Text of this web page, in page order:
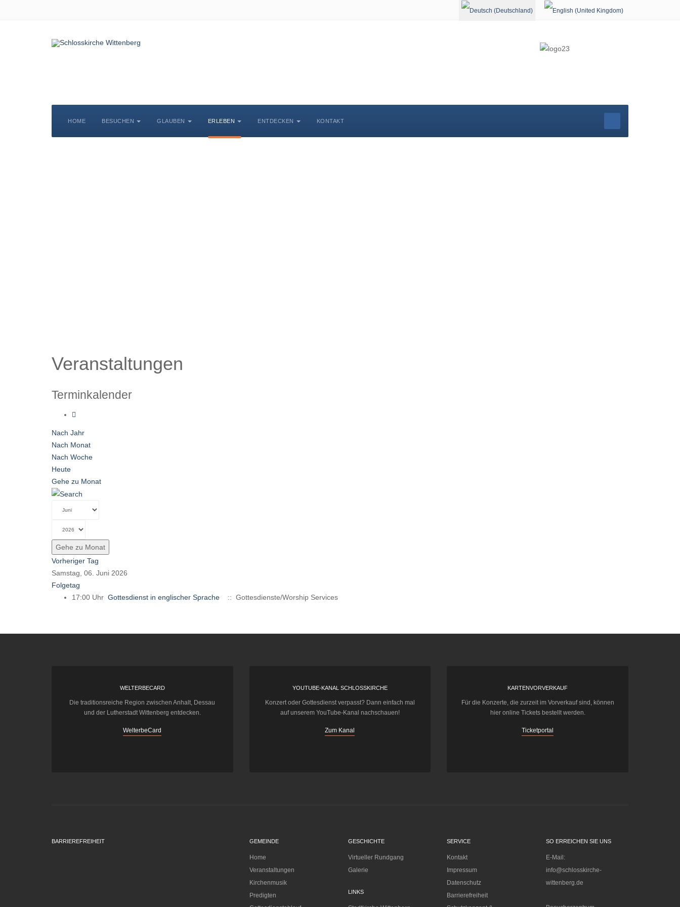
Sprache auswählen
HOME BESUCHEN GLAUBEN ERLEBEN ENTDECKEN KONTAKT
Veranstaltungen
Terminkalender
Nach Jahr
Nach Monat
Nach Woche
Heute
Gehe zu Monat
Gehe zu Monat
Vorheriger Tag
Samstag, 06. Juni 2026
Folgetag
17:00 Uhr Gottesdienst in englischer Sprache :: Gottesdienste/Worship Services
WELTERBECARD
Die traditionsreiche Region zwischen Anhalt, Dessau
und der Lutherstadt Wittenberg entdecken.
WelterbeCard
YOUTUBE-KANAL SCHLOSSKIRCHE
Konzert oder Gottesdienst verpasst? Dann einfach mal
auf unserem YouTube-Kanal nachschauen!
Zum Kanal
KARTENVORVERKAUF
Für die Konzerte, die zurzeit im Vorverkauf sind, können
hier online Tickets bestellt werden.
Ticketportal
BARRIEREFREIHEIT GEMEINDE
Home
Veranstaltungen
Kirchenmusik
Predigten
GESCHICHTE
Virtueller Rundgang
Galerie
LINKS
SERVICE
Kontakt
Impressum
Datenschutz
Barrierefreiheit
SO ERREICHEN SIE UNS
E-Mail:
info@schlosskirche-
wittenberg.de